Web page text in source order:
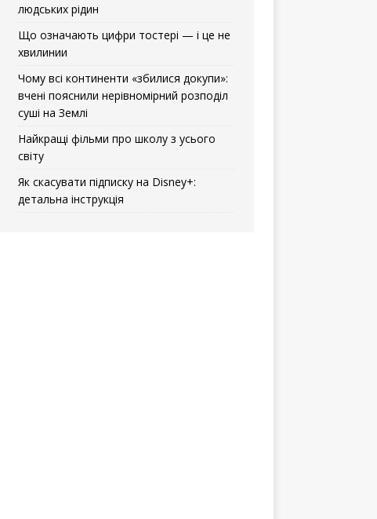
людських рідин
Що означають цифри тостері — і це не
хвилинии
Чому всі континенти «збилися докупи»:
вчені пояснили нерівномірний розподіл
суші на Землі
Найкращі фільми про школу з усього
світу
Як скасувати підписку на Disney+:
детальна інструкція